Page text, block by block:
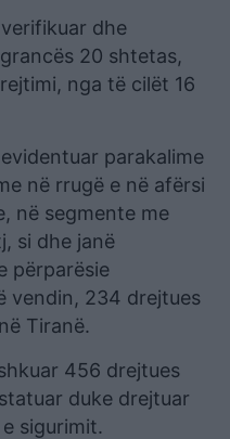
dhe
20 shtetas,
nga të cilët 16
parakalime
në rrugë e në afërsi
në segmente me
si dhe janë
përparësie
vendin, 234 drejtues
Tiranë.
456 drejtues
duke drejtuar
sigurimit.